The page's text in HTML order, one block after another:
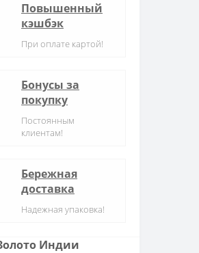
Повышенный
кэшбэк
При оплате картой!
Бонусы за
покупку
Постоянным
клиентам!
Бережная
доставка
Надежная упаковка!
Индии